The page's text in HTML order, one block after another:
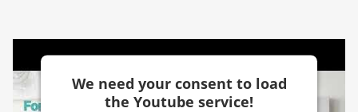
We need your consent to load
the Youtube service!